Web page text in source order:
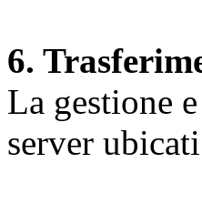
6.
La gestione
server